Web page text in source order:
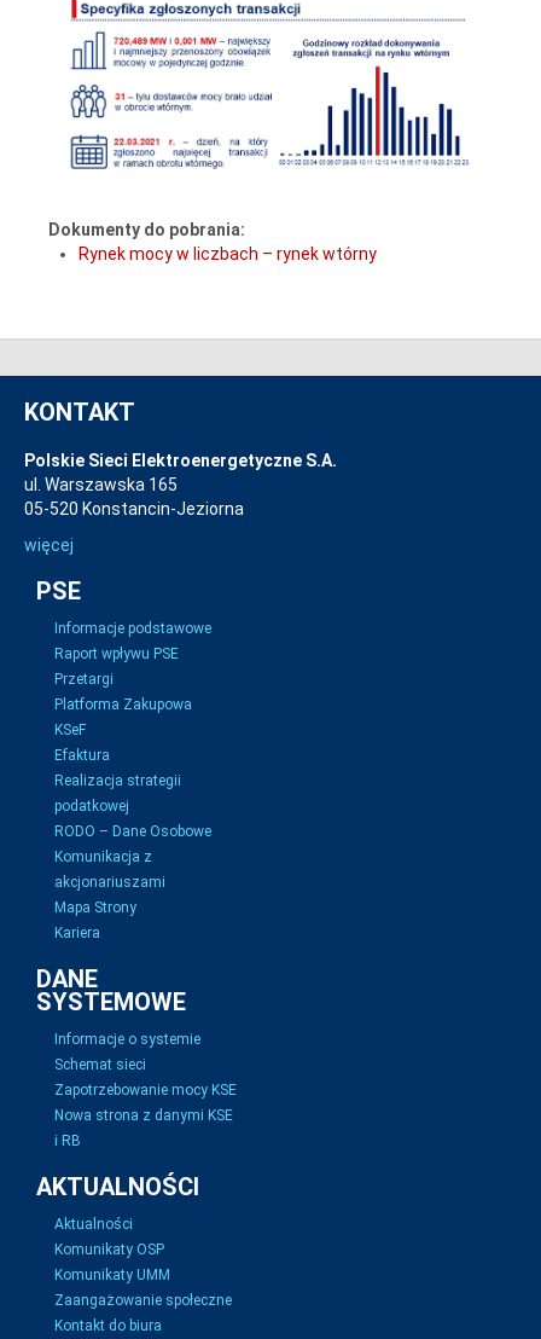
Dokumenty do pobrania:
Rynek mocy w liczbach – rynek wtórny
KONTAKT
Polskie Sieci Elektroenergetyczne S.A.
ul. Warszawska 165
05-520 Konstancin-Jeziorna
więcej
PSE
Informacje podstawowe
Raport wpływu PSE
Przetargi
Platforma Zakupowa
KSeF
Efaktura
Realizacja strategii
podatkowej
RODO – Dane Osobowe
Komunikacja z
akcjonariuszami
Mapa Strony
Kariera
DANE
SYSTEMOWE
Informacje o systemie
Schemat sieci
Zapotrzebowanie mocy KSE
Nowa strona z danymi KSE
i RB
AKTUALNOŚCI
Aktualności
Komunikaty OSP
Komunikaty UMM
Zaangażowanie społeczne
Kontakt do biura